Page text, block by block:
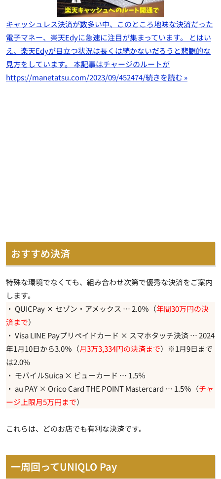
キャッシュレス決済が数多い中、このところ地味な決済だった
電子マネー、楽天Edyに急速に注目が集まっています。 とはい
え、楽天Edyが目立つ状況は長くは続かないだろうと悲観的な
見方をしています。 本記事はチャージのルートが
https://manetatsu.com/2023/09/452474/続きを読む »
おすすめ決済
特殊な環境でなくても、組み合わせ次第で優秀な決済をご案内
します。
・ QUICPay × セゾン・アメックス … 2.0％（年間30万円の決
済まで）
・ Visa LINE Payプリペイドカード × スマホタッチ決済 … 2024
年1月10日から3.0％（月3万3,334円の決済まで）※1月9日まで
は2.0%
・ モバイルSuica × ビューカード … 1.5％
・ au PAY × Orico Card THE POINT Mastercard … 1.5％（チャ
ージ上限月5万円まで）
これらは、どのお店でも有利な決済です。
一周回ってUNIQLO Pay